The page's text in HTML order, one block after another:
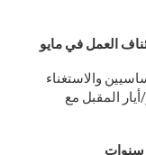
العمل في مايو
والاستغناء
غير المنتظمة حتى 4 مايو/أيار المقبل مع